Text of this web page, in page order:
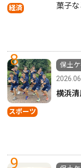
経済
菓子
8
スポーツ
保土
横浜
9